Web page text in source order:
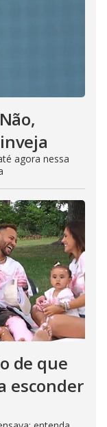
agora nessa
de que
esconder